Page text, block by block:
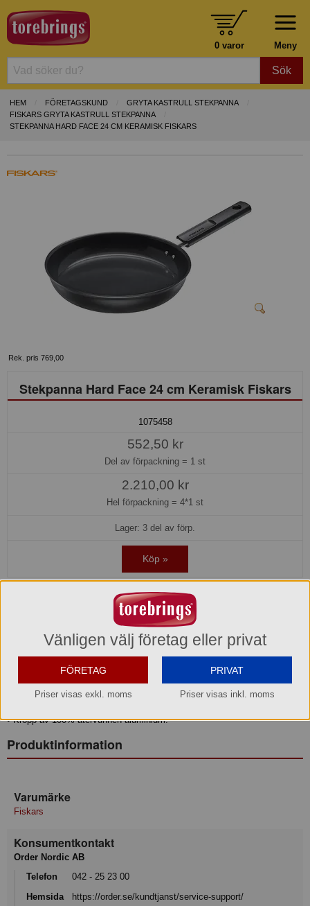
Meny
0 varor
Sök
HEM FÖRETAGSKUND
GRYTA KASTRULL STEKPANNA
FISKARS GRYTA KASTRULL STEKPANNA
STEKPANNA HARD FACE 24 CM KERAMISK FISKARS
Rek. pris 769,00
Stekpanna Hard Face 24 cm Keramisk Fiskars
1075458
552,50 kr
Del av förpackning = 1 st
2.210,00 kr
Hel förpackning = 4*1 st
Lager: 3 del av förp.
Köp »
Non-Stick stekpanna 24 cm, Hard Face älskar en utmaning!
Lättanvända kok-och stekkärl som klarar krävande matlagning och höga
temperturer. Ceratec Superior beläggning med enastående non-stick-
• Kropp av 100% återvunnen aluminium.
Produktinformation
Varumärke
Fiskars
Konsumentkontakt
Order Nordic AB
Telefon
042 - 25 23 00
Hemsida
https://order.se/kundtjanst/service-support/
Vänligen välj företag eller privat
FÖRETAG
Priser visas exkl. moms
PRIVAT
Priser visas inkl. moms